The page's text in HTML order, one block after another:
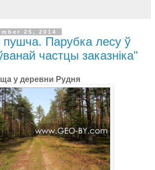
25, 2014
пушча. Парубка лесу ў
частцы заказніка"
у деревни Рудня